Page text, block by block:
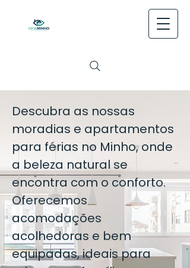
Descubra as nossas
moradias e apartamentos
para férias no Minho, onde
a beleza natural se
encontra com o conforto.
Oferecemos
acomodações
acolhedoras e bem
equipadas, ideais para